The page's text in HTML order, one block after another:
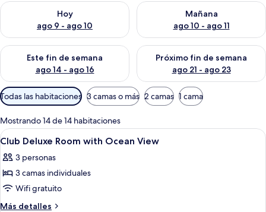
Hoy
ago 9 - ago 10
Consulta la disponibilidad para hoy ago 9 - ago 10
Mañana
ago 10 - ago 11
Consulta la disponibilidad
Este fin de semana
ago 14 - ago 16
Consulta la disponibilidad para este fin de semana ago 14 -
Próximo fin de semana
ago 21 - ago 23
Consulta la disponibilidad
Filtros
disponibles
para
las
habitaciones
Todas las habitaciones 3 camas o más 2 camas 1 cama
Mostrando 14 de 14 habitaciones
Abrir
todas
las
fotos
de
Club
Caja de seguridad en la habitación,
5
Club Deluxe Room with Ocean View
3 personas
3 camas individuales
Wifi gratuito
Más detalles
Más